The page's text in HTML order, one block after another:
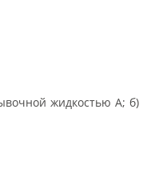
жидкостью А; б)